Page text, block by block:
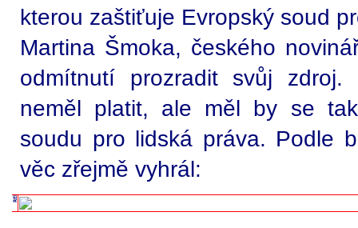
kterou zaštiťuje Evropský soud
Martina Šmoka, českého
odmítnutí prozradit svůj
neměl platit, ale měl by se
soudu pro lidská práva. Podle
věc zřejmě vyhrál: